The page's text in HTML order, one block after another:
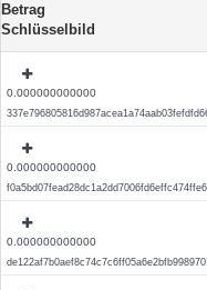
Betrag
Schlüsselbild
0.000000000000
0.000000000000
0.000000000000